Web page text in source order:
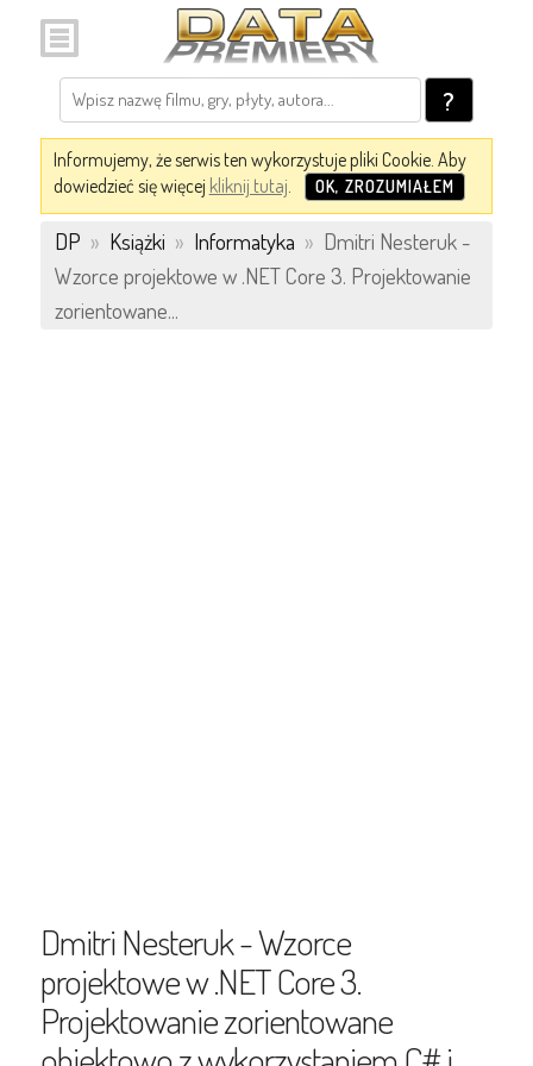
?
Informujemy, że serwis ten wykorzystuje pliki Cookie. Aby
dowiedzieć się więcej kliknij tutaj. OK, ZROZUMIAŁEM
DP » Książki » Informatyka » Dmitri Nesteruk -
Wzorce projektowe w .NET Core 3. Projektowanie
zorientowane...
Dmitri Nesteruk - Wzorce
projektowe w .NET Core 3.
Projektowanie zorientowane